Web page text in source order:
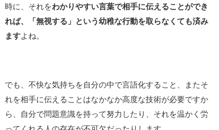
時に、それをわかりやすい言葉で相手に伝えることができ
れば、「無視する」という幼稚な行動を取らなくても済み
ますよね。
でも、不快な気持ちを自分の中で言語化すること、またそ
れを相手に伝えることはなかなか高度な技術が必要ですか
ら、自分で問題意識を持って努力したり、それを温かく労